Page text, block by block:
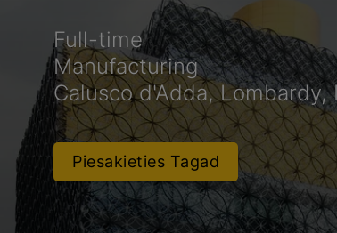
Full-time
Manufacturing
Calusco d'Adda, Lombardy,
Piesakieties Tagad